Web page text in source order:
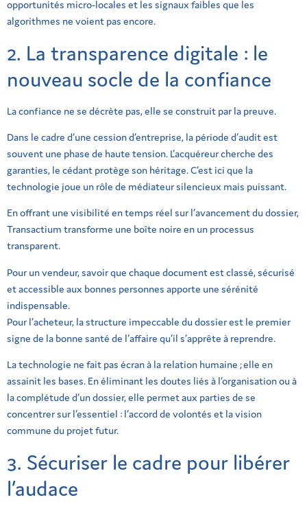
opportunités micro-locales et les signaux faibles que les
algorithmes ne voient pas encore.
2. La transparence digitale : le
nouveau socle de la confiance
La confiance ne se décrète pas, elle se construit par la preuve.
Dans le cadre d’une cession d’entreprise, la période d’audit est
souvent une phase de haute tension. L’acquéreur cherche des
garanties, le cédant protège son héritage. C’est ici que la
technologie joue un rôle de médiateur silencieux mais puissant.
En offrant une visibilité en temps réel sur l’avancement du dossier,
Transactium transforme une boîte noire en un processus
transparent.
Pour un vendeur, savoir que chaque document est classé, sécurisé
et accessible aux bonnes personnes apporte une sérénité
indispensable.
Pour l’acheteur, la structure impeccable du dossier est le premier
signe de la bonne santé de l’affaire qu’il s’apprête à reprendre.
La technologie ne fait pas écran à la relation humaine ; elle en
assainit les bases. En éliminant les doutes liés à l’organisation ou à
la complétude d’un dossier, elle permet aux parties de se
concentrer sur l’essentiel : l’accord de volontés et la vision
commune du projet futur.
3. Sécuriser le cadre pour libérer
l’audace